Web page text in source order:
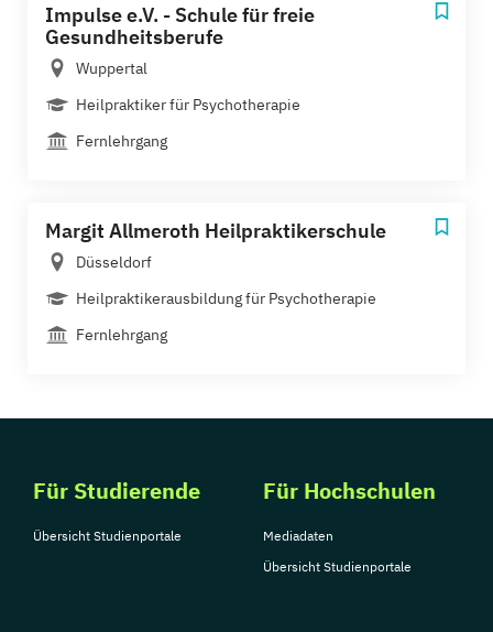
Impulse e.V. - Schule für freie
Gesundheitsberufe
Wuppertal
Heilpraktiker für Psychotherapie
Fernlehrgang
Margit Allmeroth Heilpraktikerschule
Düsseldorf
Heilpraktikerausbildung für Psychotherapie
Fernlehrgang
Für Studierende
Übersicht Studienportale
Für Hochschulen
Mediadaten
Übersicht Studienportale